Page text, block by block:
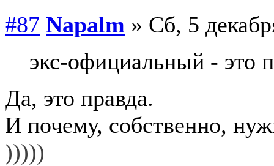
#87 Napalm » Сб, 5
экс-официальный - это
Да, это правда.
И почему, собственно,
)))))